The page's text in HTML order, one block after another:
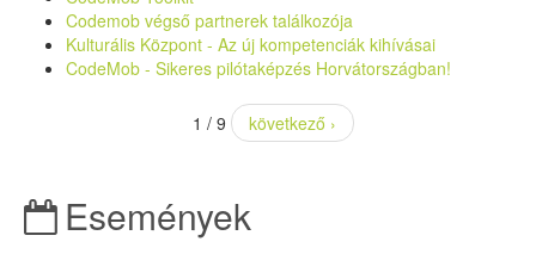
Codemob végső partnerek találkozója
Kulturális Központ - Az új kompetenciák kihívásai
CodeMob - Sikeres pilótaképzés Horvátországban!
1 / 9 következő ›
Események